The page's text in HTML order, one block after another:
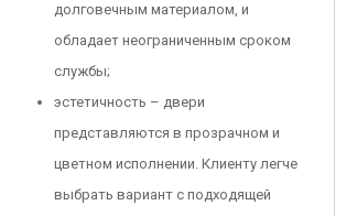
долговечным материалом, и
обладает неограниченным сроком
службы;
эстетичность – двери
представляются в прозрачном и
цветном исполнении. Клиенту легче
выбрать вариант с подходящей